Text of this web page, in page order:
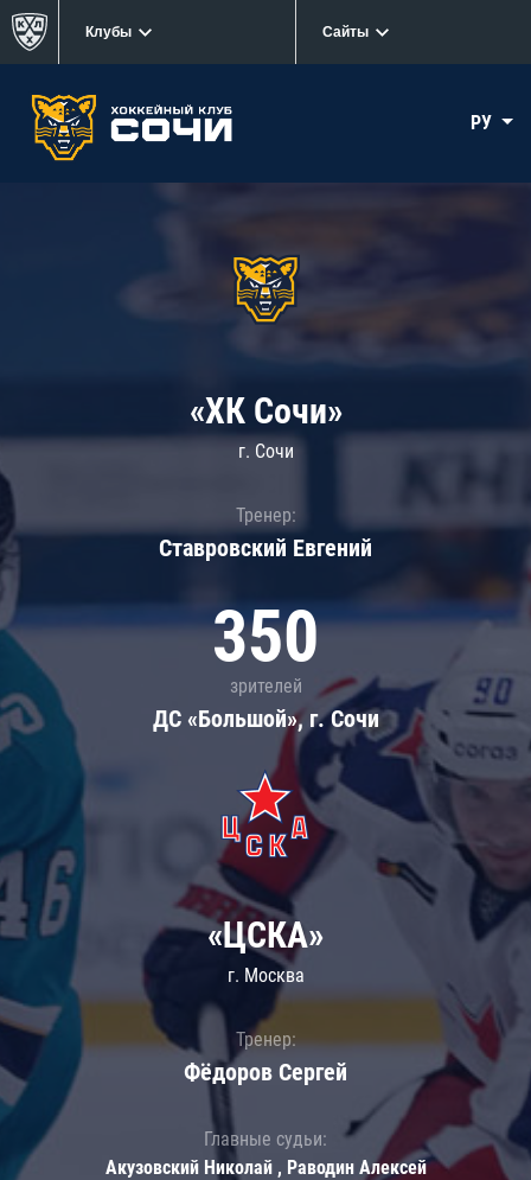
Клубы Сайты
РУ
«ХК Сочи»
г. Сочи
Тренер:
Ставровский Евгений
350
зрителей
ДС «Большой», г. Сочи
«ЦСКА»
г. Москва
Тренер:
Фёдоров Сергей
Главные судьи:
Акузовский Николай , Раводин Алексей